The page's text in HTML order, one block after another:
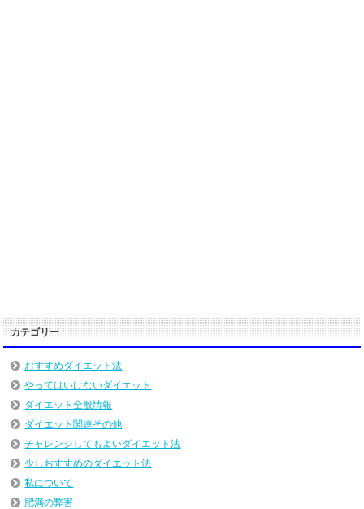
カテゴリー
おすすめダイエット法
やってはいけないダイエット
ダイエット全般情報
ダイエット関連その他
チャレンジしてもよいダイエット法
少しおすすめのダイエット法
私について
肥満の弊害